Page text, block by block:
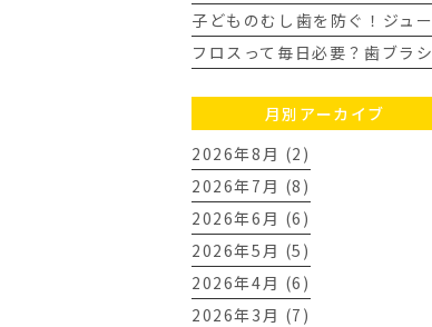
月別アーカイブ
2026年8月 (2)
2026年7月 (8)
2026年6月 (6)
2026年5月 (5)
2026年4月 (6)
2026年3月 (7)